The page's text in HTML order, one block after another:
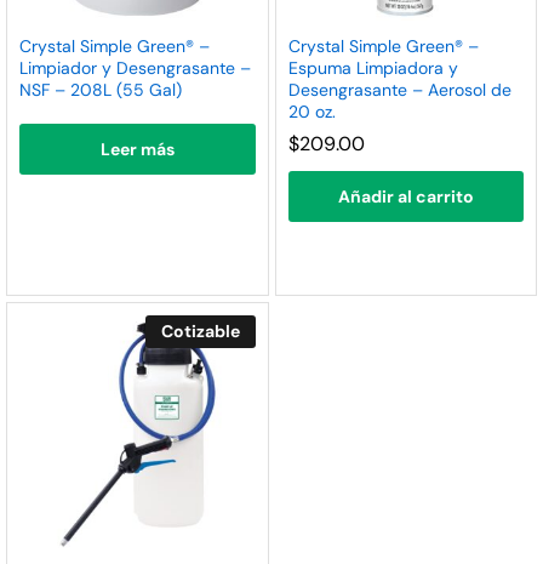
Crystal Simple Green® –
Limpiador y Desengrasante –
NSF – 208L (55 Gal)
Leer más
Crystal Simple Green® –
Espuma Limpiadora y
Desengrasante – Aerosol de
20 oz.
$209.00
Añadir al carrito
Cotizable